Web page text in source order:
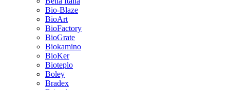
Bio-Blaze
BioArt
BioFactory
BioGrate
Biokamino
BioKer
Bioteplo
Boley
Bradex